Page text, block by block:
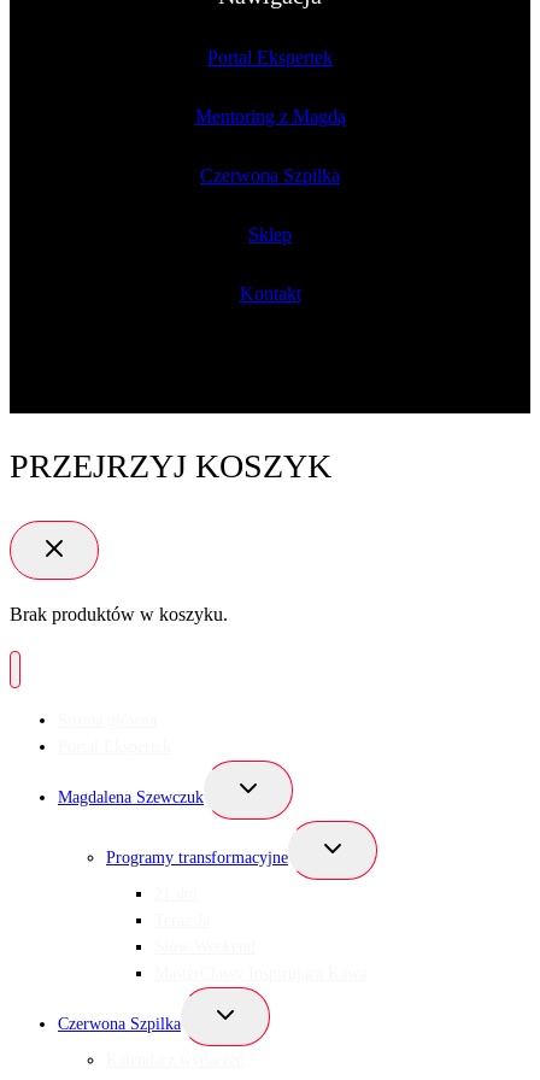
Portal Ekspertek
Mentoring z Magdą
Czerwona Szpilka
Sklep
Kontakt
PRZEJRZYJ KOSZYK
Brak produktów w koszyku.
Magdalena Szewczuk
Przełącz
podrzędne
Programy transformacyjne
Przełącz
podrzędne
Czerwona Szpilka
Przełącz
podrzędne